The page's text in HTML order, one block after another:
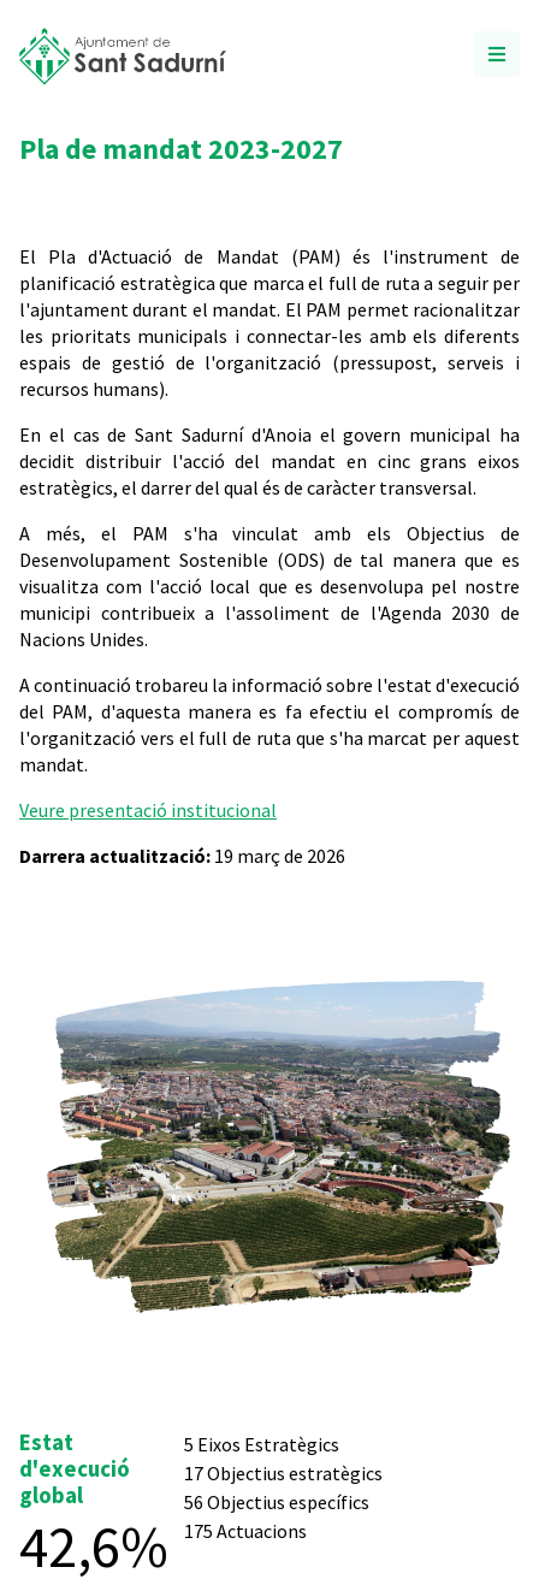
Pla de mandat 2023-2027
El Pla d'Actuació de Mandat (PAM) és l'instrument de
planificació estratègica que marca el full de ruta a seguir per
l'ajuntament durant el mandat. El PAM permet racionalitzar
les prioritats municipals i connectar-les amb els diferents
espais de gestió de l'organització (pressupost, serveis i
recursos humans).
En el cas de Sant Sadurní d'Anoia el govern municipal ha
decidit distribuir l'acció del mandat en cinc grans eixos
estratègics, el darrer del qual és de caràcter transversal.
A més, el PAM s'ha vinculat amb els Objectius de
Desenvolupament Sostenible (ODS) de tal manera que es
visualitza com l'acció local que es desenvolupa pel nostre
municipi contribueix a l'assoliment de l'Agenda 2030 de
Nacions Unides.
A continuació trobareu la informació sobre l'estat d'execució
del PAM, d'aquesta manera es fa efectiu el compromís de
l'organització vers el full de ruta que s'ha marcat per aquest
mandat.
Veure presentació institucional
Darrera actualització: 19 març de 2026
Estat
d'execució
global
42,6%
5 Eixos Estratègics
17 Objectius estratègics
56 Objectius específics
175 Actuacions